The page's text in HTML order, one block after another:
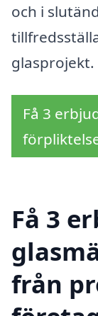
och i
glasprojekt.
Få 3
Få 3
från